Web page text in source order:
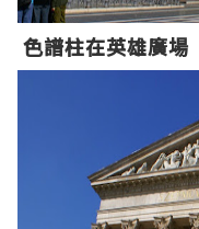
色譜柱在英雄廣場